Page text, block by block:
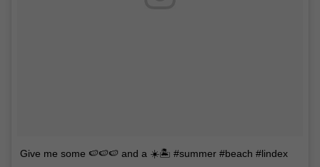
Give me some 🍉🍉🍉 and a ☀️🏝 #summer #beach #lindex